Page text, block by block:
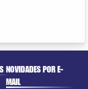
NOVIDADES POR E-
MAIL